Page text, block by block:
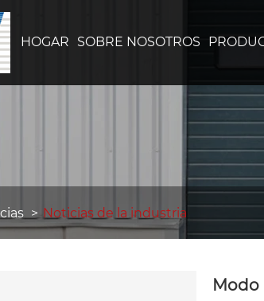
HOGAR SOBRE NOSOTROS
Noticias de la industria
Modo